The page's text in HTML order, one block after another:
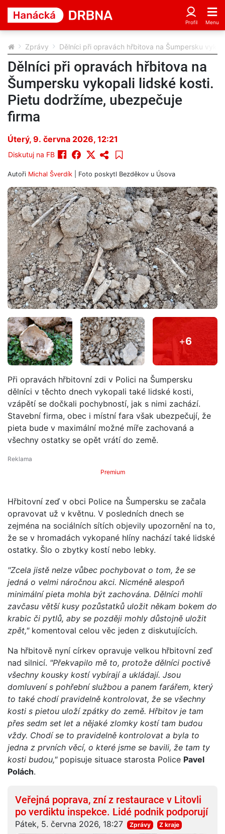
Zprávy Dělníci při opravách hřbitova na Šumpersku
Dělníci při opravách hřbitova na
Šumpersku vykopali lidské kosti.
Pietu dodržíme, ubezpečuje
firma
Úterý, 9. června 2026, 12:21
Diskutuj na FB
Autoři Michal Šverdík | Foto poskytl Bezděkov u Úsova
+6
Při opravách hřbitovní zdi v Polici na Šumpersku
dělníci v těchto dnech vykopali také lidské kosti,
vzápětí se dočkali pochybností, jak s nimi zachází.
Stavební firma, obec i místní fara však ubezpečují, že
pieta bude v maximální možné míře zachovaná a
všechny ostatky se opět vrátí do země.
Premium
Hřbitovní zeď v obci Police na Šumpersku se začala
opravovat už v květnu. V posledních dnech se
zejména na sociálních sítích objevily upozornění na to,
že se v hromadách vykopané hlíny nachází také lidské
ostatky. Šlo o zbytky kostí nebo lebky.
"Zcela jistě nelze vůbec pochybovat o tom, že se
jedná o velmi náročnou akci. Nicméně alespoň
minimální pieta mohla být zachována. Dělníci mohli
zavčasu větší kusy pozůstatků uložit někam bokem do
krabic či pytlů, aby se později mohly důstojně uložit
zpět,"komentoval celou věc jeden z diskutujících.
Na hřbitově nyní církev opravuje velkou hřbitovní zeď
nad silnicí. "Překvapilo mě to, protože dělníci poctivě
všechny kousky kostí vybírají a ukládají. Jsou
domluvení s pohřební službou a panem farářem, který
to také chodí pravidelně kontrolovat, že se všechny
kosti s pietou uloží zpátky do země. Hřbitov je tam
přes sedm set let a nějaké zlomky kostí tam budou
vždy. Chodí se to pravidelně kontrolovat a byla to
jedna z prvních věcí, o které jsme se bavili, že tam ty
kosti budou,"popisuje situace starosta Police Pavel
Polách.
Veřejná poprava, zní z restaurace v Litovli
po verdiktu inspekce. Lidé podnik podporují
Pátek, 5. června 2026, 18:27 Zprávy Z kraje